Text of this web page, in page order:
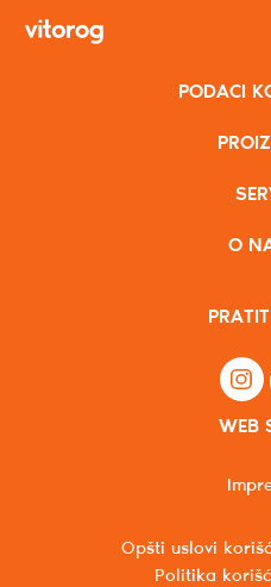
PODACI
O
WEB
Opšti uslovi
Politika